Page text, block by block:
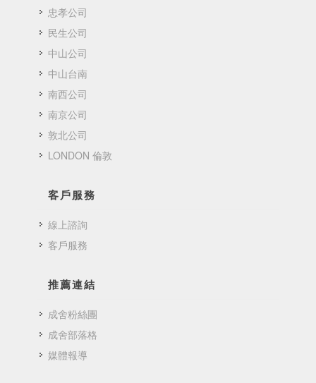
忠孝公司
民生公司
中山公司
中山台南
南西公司
南京公司
敦北公司
LONDON 倫敦
客戶服務
線上諮詢
客戶服務
推薦連結
成舍粉絲團
成舍部落格
媒體報導